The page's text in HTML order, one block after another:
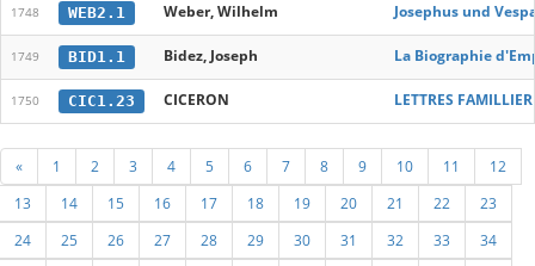
1748 WEB2.1 Weber, Wilhelm Josephus und
1749 BID1.1 Bidez, Joseph La Biographie
1750 CIC1.23 CICERON LETTRES
« 1 2 3 4 5 6 7 8 9 10 11
12
13
14 15 16 17 18 19 20 21 22
23
24
25 26 27 28 29 30 31 32 33
34